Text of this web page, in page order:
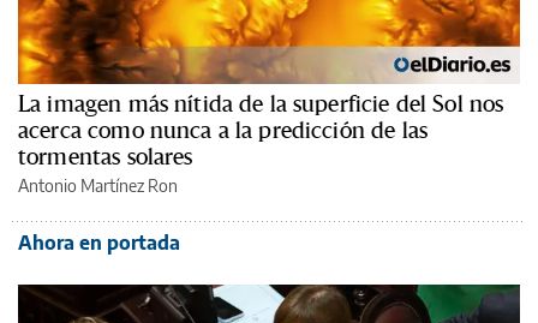
La imagen más nítida de la superficie del Sol nos
acerca como nunca a la predicción de las
tormentas solares
Antonio Martínez Ron
Ahora en portada